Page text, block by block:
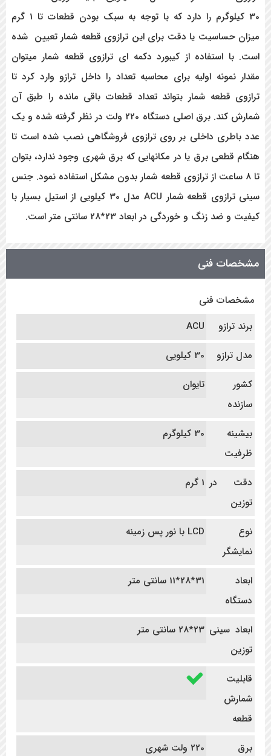
30 کیلوگرم را دارد که با توجه به سبک بودن قطعات تا 1 گرم
میزان حساسیت یا دقت برای این ترازوی قطعه شمار تعیین شده
است. با استفاده از کیبورد دکمه ای ترازوی قطعه شمار میتوان
مقدار نمونه اولیه برای محاسبه تعداد را داخل ترازو وارد کرد تا
ترازوی قطعه شمار بتواند تعداد قطعات باقی مانده را طبق آن
شمارش کند. برق اصلی دستگاه 220 ولت در نظر گرفته شده و یک
عدد باطری داخلی بر روی ترازوی فروشگاهی نصب شده است تا
هنگام قطعی برق یا در مکانهایی که برق شهری وجود ندارد، بتوان
تا 8 ساعت از ترازوی قطعه شمار بدون مشکل استفاده نمود. جنس
سینی ترازوی قطعه شمار ACU مدل 30 کیلویی از استیل بسیار با
کیفیت و ضد زنگ و خوردگی در ابعاد 23*28 سانتی متر است.
مشخصات فنی
مشخصات فنی
برند ترازو
ACU
مدل ترازو
30 کیلویی
کشور
سازنده
تایوان
بیشینه
ظرفیت
30 کیلوگرم
دقت در
توزین
1 گرم
نوع
نمایشگر
LCD با نور پس زمینه
ابعاد
دستگاه
31*28*11 سانتی متر
ابعاد سینی
توزین
23*28 سانتی متر
قابلیت
شمارش
قطعه
برق
220 ولت شهری